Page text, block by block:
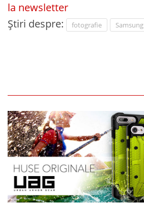
la newsletter
Știri despre:
fotografie Samsung